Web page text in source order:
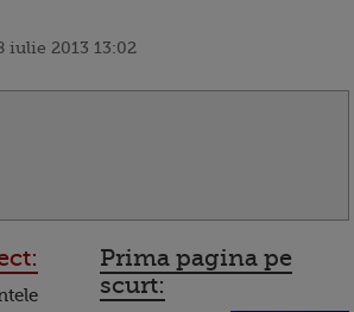
iulie 2013 13:02
Prima pagina pe
scurt: